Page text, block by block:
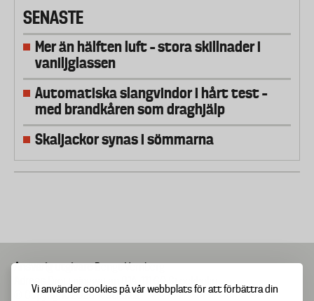
Vi använder cookies på vår webbplats för att förbättra din
SENASTE
Mer än hälften luft – stora skillnader i
vaniljglassen
Automatiska slangvindor i hårt test –
med brandkåren som draghjälp
Skaljackor synas i sömmarna
Ansvarig utgivareBengt Vernberg
Adress
Drottninggatan 81A, 111 60 Stockholm
© Copyright 2025 Testfakta